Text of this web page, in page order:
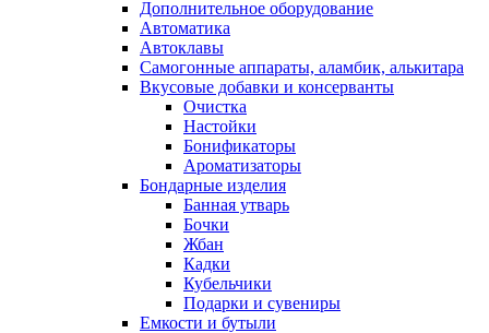
Дополнительное оборудование
Автоматика
Автоклавы
Самогонные аппараты, аламбик, алькитара
Вкусовые добавки и консерванты
Очистка
Настойки
Бонификаторы
Ароматизаторы
Бондарные изделия
Банная утварь
Бочки
Жбан
Кадки
Кубельчики
Подарки и сувениры
Емкости и бутыли